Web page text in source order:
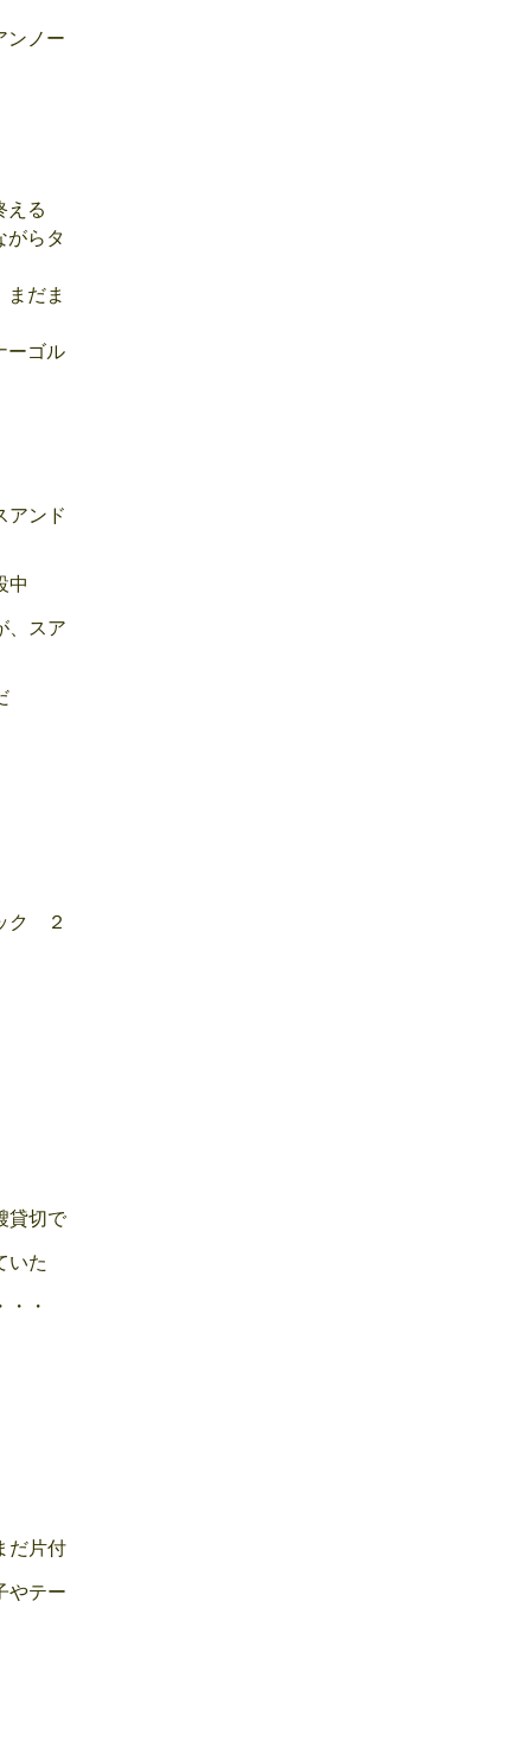
ノー
える
がらタ
だま
ーゴル
アンド
中
、スア
ク ２
貸切で
いた
・
だ片付
やテー